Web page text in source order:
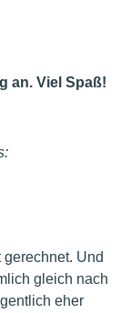
an. Viel Spaß!
Und
gleich nach
eher